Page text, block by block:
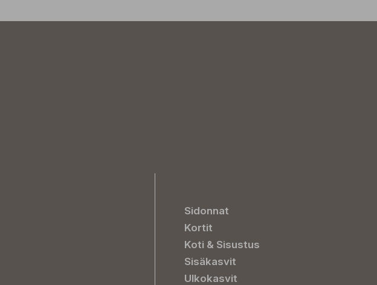
Sidonnat
Kortit
Koti & Sisustus
Sisäkasvit
Ulkokasvit